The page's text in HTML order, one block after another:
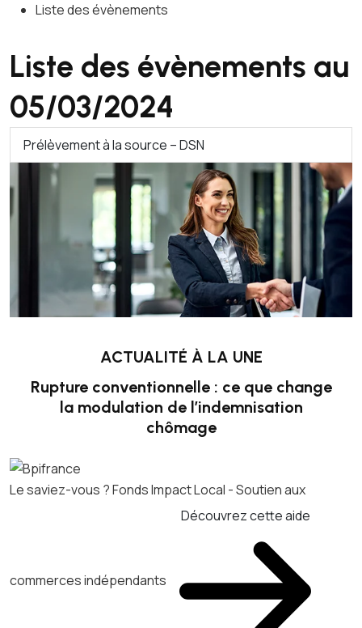
Liste des évènements
Liste des évènements au
05/03/2024
Prélèvement à la source – DSN
ACTUALITÉ À LA UNE
Rupture conventionnelle : ce que change
la modulation de l’indemnisation
chômage
Le saviez-vous ?Fonds Impact Local - Soutien aux
commerces indépendants
Découvrez cette aide